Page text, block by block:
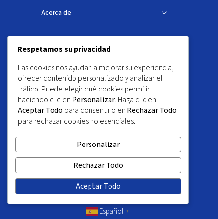
Español ▼
Acerca de
Formación
Certificaciones
Contacto
info@metapmo.org
All Rights Reserved | metapmo.org
Políticas de Cookies
Protección de datos
Desarrollado por:Low Cost Web
Respetamos su privacidad
Las cookies nos ayudan a mejorar su experiencia,
ofrecer contenido personalizado y analizar el
tráfico. Puede elegir qué cookies permitir
haciendo clic en Personalizar. Haga clic en
Aceptar Todo para consentir o en Rechazar Todo
para rechazar cookies no esenciales.
Personalizar
Rechazar Todo
Aceptar Todo